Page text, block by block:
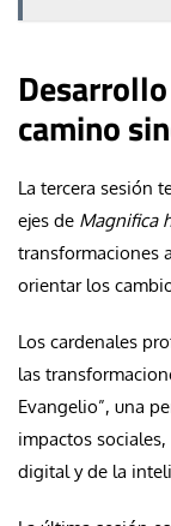
camino
La tercera sesión
ejes de Magnifica
transformaciones
orientar los
Los cardenales
las
Evangelio”, una
impactos
digital y de la